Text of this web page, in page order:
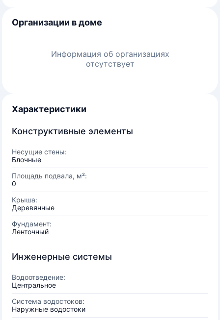
Организации в доме
Информация об организациях
отсутствует
Характеристики
Конструктивные элементы
Несущие стены:
Блочные
Площадь подвала, м²:
0
Крыша:
Деревянные
Фундамент:
Ленточный
Инженерные системы
Водоотведение:
Центральное
Система водостоков:
Наружные водостоки